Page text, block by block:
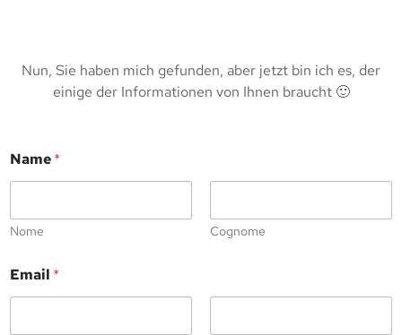
Nun, Sie haben mich gefunden, aber jetzt bin ich es, der
einige der Informationen von Ihnen braucht 🙂
Name*
Nome Cognome
Email *